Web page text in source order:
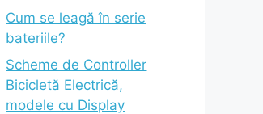
Cum se leagă în serie
bateriile?
Scheme de Controller
Bicicletă Electrică,
modele cu Display